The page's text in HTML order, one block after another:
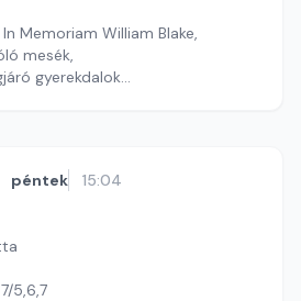
Memoriam William Blake,
mesék,
gyerekdalok
péntek 15:04
5,6,7